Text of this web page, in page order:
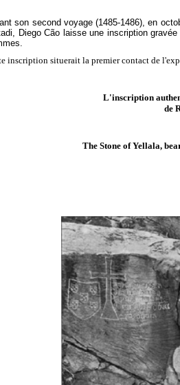
son second voyage (1485-1486), en
Diego Cão laisse une inscription
inscription situerait la premier contact de
L'inscription
de
The Stone of Yellala,